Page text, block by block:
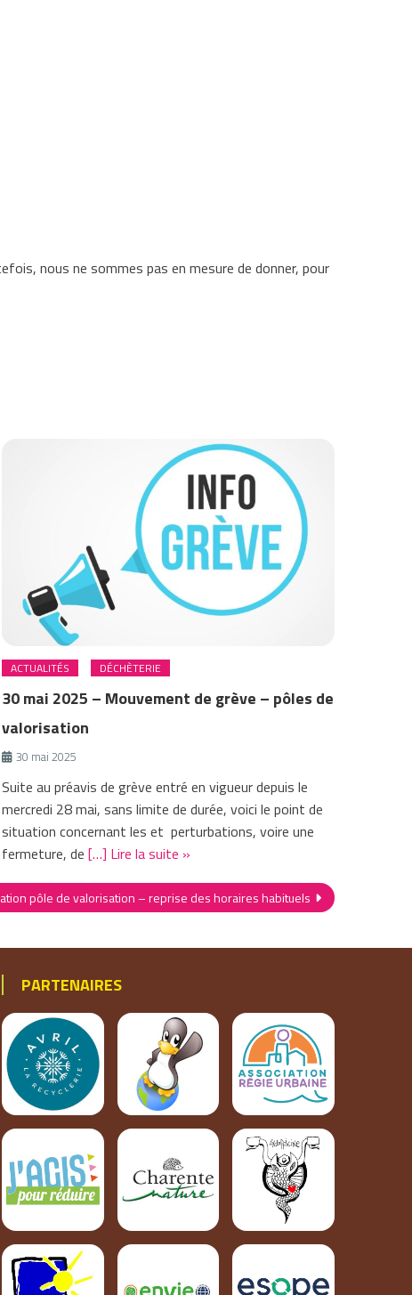
nous ne sommes pas en mesure de donner, pour
ACTUALITÉS DÉCHÈTERIE
30 mai 2025 – Mouvement de grève – pôles de
valorisation
30 mai 2025
Suite au préavis de grève entré en vigueur depuis le
mercredi 28 mai, sans limite de durée, voici le point de
situation concernant les et perturbations, voire une
fermeture, de […] Lire la suite »
pôle de valorisation – reprise des horaires habituels
PARTENAIRES